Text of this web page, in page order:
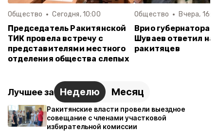
Общество Сегодня, 10:00
Председатель Ракитянской
ТИК провела встречу с
представителями местного
отделения общества слепых
Общество Вчера,
Врио губернатора
Шуваев ответил на
ракитяцев
Лучшее за Неделю Месяц
Ракитянские власти провели выездное
совещание с членами участковой
избирательной комиссии